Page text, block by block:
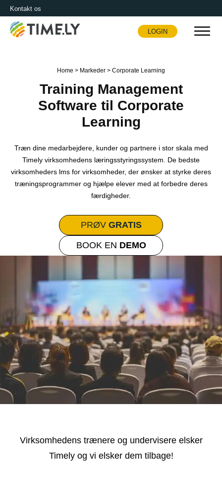
Kontakt os
Timely
LOGIN
Home > Markeder > Corporate Learning
Training Management
Software til Corporate
Learning
Træn dine medarbejdere, kunder og partnere i stor skala med
Timely virksomhedens læringsstyringssystem. De bedste
virksomheders lms for virksomheder, der ønsker at styrke deres
træningsprogrammer og hjælpe elever med at forbedre deres
færdigheder.
PRØV GRATIS
BOOK EN DEMO
Virksomhedens trænere og undervisere elsker
Timely og vi elsker dem tilbage!